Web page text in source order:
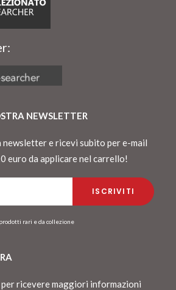
NEWSLETTER
e ricevi subito per e-mail
euro da applicare nel carrello!
rari e da collezione
ricevere maggiori informazioni